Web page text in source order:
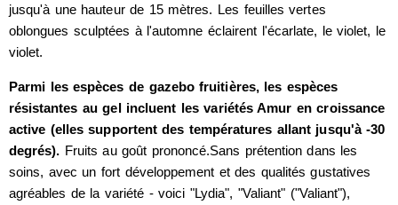
jusqu'à une hauteur de 15 mètres. Les feuilles vertes
oblongues sculptées à l'automne éclairent l'écarlate, le violet, le
violet.
Parmi les espèces de gazebo fruitières, les espèces
résistantes au gel incluent les variétés Amur en croissance
active (elles supportent des températures allant jusqu'à -30
degrés). Fruits au goût prononcé.Sans prétention dans les
soins, avec un fort développement et des qualités gustatives
agréables de la variété - voici "Lydia", "Valiant" ("Valiant"),